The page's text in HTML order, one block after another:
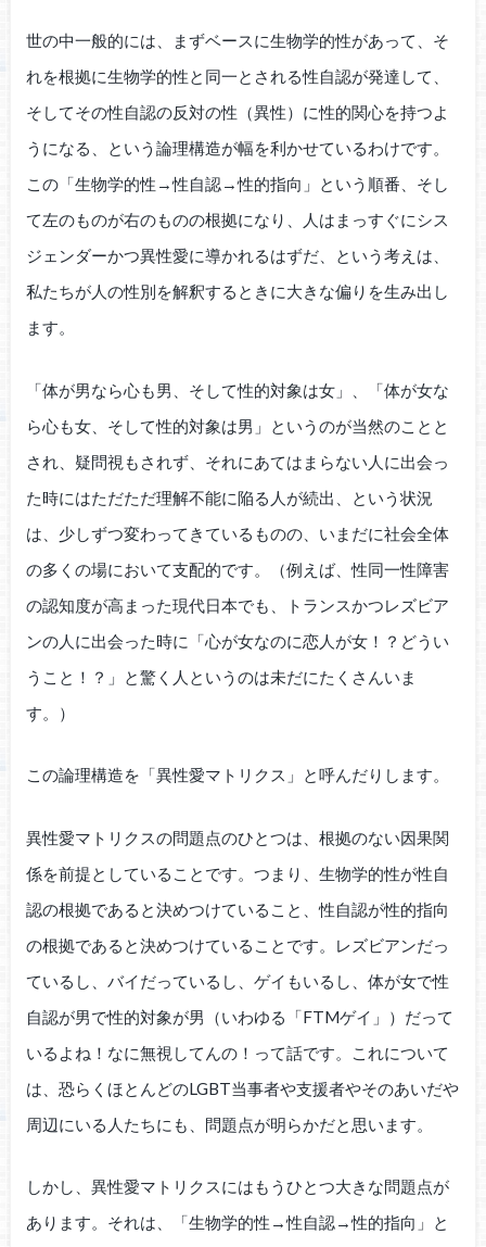
世の中一般的には、まずベースに生物学的性があって、そ
れを根拠に生物学的性と同一とされる性自認が発達して、
そしてその性自認の反対の性（異性）に性的関心を持つよ
うになる、という論理構造が幅を利かせているわけです。
この「生物学的性→性自認→性的指向」という順番、そし
て左のものが右のものの根拠になり、人はまっすぐにシス
ジェンダーかつ異性愛に導かれるはずだ、という考えは、
私たちが人の性別を解釈するときに大きな偏りを生み出し
ます。
「体が男なら心も男、そして性的対象は女」、「体が女な
ら心も女、そして性的対象は男」というのが当然のことと
され、疑問視もされず、それにあてはまらない人に出会っ
た時にはただただ理解不能に陥る人が続出、という状況
は、少しずつ変わってきているものの、いまだに社会全体
の多くの場において支配的です。（例えば、性同一性障害
の認知度が高まった現代日本でも、トランスかつレズビア
ンの人に出会った時に「心が女なのに恋人が女！？どうい
うこと！？」と驚く人というのは未だにたくさんいま
す。）
この論理構造を「異性愛マトリクス」と呼んだりします。
異性愛マトリクスの問題点のひとつは、根拠のない因果関
係を前提としていることです。つまり、生物学的性が性自
認の根拠であると決めつけていること、性自認が性的指向
の根拠であると決めつけていることです。レズビアンだっ
ているし、バイだっているし、ゲイもいるし、体が女で性
自認が男で性的対象が男（いわゆる「FTMゲイ」）だって
いるよね！なに無視してんの！って話です。これについて
は、恐らくほとんどのLGBT当事者や支援者やそのあいだや
周辺にいる人たちにも、問題点が明らかだと思います。
しかし、異性愛マトリクスにはもうひとつ大きな問題点が
あります。それは、「生物学的性→性自認→性的指向」と